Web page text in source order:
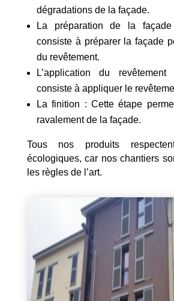
dégradations de la façade.
La préparation de la
consiste à préparer la façade
du revêtement.
L’application du
consiste à appliquer le
La finition : Cette étape
ravalement de la façade.
Tous nos produits
écologiques, car nos chantiers
les règles de l’art.